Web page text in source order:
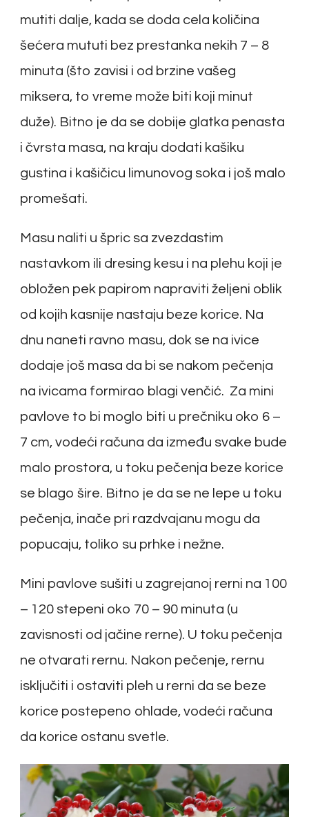
mutiti dalje, kada se doda cela količina
šećera mututi bez prestanka nekih 7 – 8
minuta (što zavisi i od brzine vašeg
miksera, to vreme može biti koji minut
duže). Bitno je da se dobije glatka penasta
i čvrsta masa, na kraju dodati kašiku
gustina i kašičicu limunovog soka i još malo
promešati.
Masu naliti u špric sa zvezdastim
nastavkom ili dresing kesu i na plehu koji je
obložen pek papirom napraviti željeni oblik
od kojih kasnije nastaju beze korice. Na
dnu naneti ravno masu, dok se na ivice
dodaje još masa da bi se nakom pečenja
na ivicama formirao blagi venčić. Za mini
pavlove to bi moglo biti u prečniku oko 6 –
7 cm, vodeći računa da između svake bude
malo prostora, u toku pečenja beze korice
se blago šire. Bitno je da se ne lepe u toku
pečenja, inače pri razdvajanu mogu da
popucaju, toliko su prhke i nežne.
Mini pavlove sušiti u zagrejanoj rerni na 100
– 120 stepeni oko 70 – 90 minuta (u
zavisnosti od jačine rerne). U toku pečenja
ne otvarati rernu. Nakon pečenje, rernu
isključiti i ostaviti pleh u rerni da se beze
korice postepeno ohlade, vodeći računa
da korice ostanu svetle.